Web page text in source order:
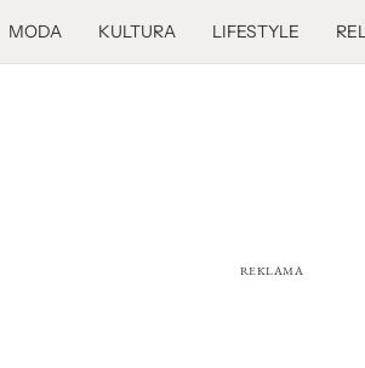
MODA KULTURA LIFESTYLE